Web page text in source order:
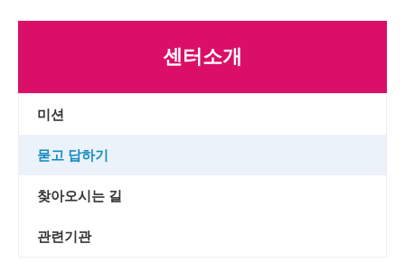
센터소개
미션
묻고 답하기
찾아오시는 길
관련기관